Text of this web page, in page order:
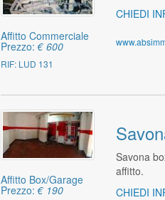
Affitto Commerciale
Prezzo:€ 600
RIF: LUD 131
CHIEDI
Affitto Box/Garage
Prezzo:€ 190
Savona
affitto.
CHIEDI